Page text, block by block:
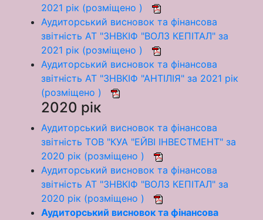
2021 рік (розміщено )
Аудиторський висновок та фінансова
звітність АТ "ЗНВКІФ "ВОЛЗ КЕПІТАЛ" за
2021 рік (розміщено )
Аудиторський висновок та фінансова
звітність АТ "ЗНВКІФ "АНТІЛІЯ" за 2021 рік
(розміщено )
2020 рік
Аудиторський висновок та фінансова
звітність ТОВ "КУА "ЕЙВІ ІНВЕСТМЕНТ" за
2020 рік (розміщено )
Аудиторський висновок та фінансова
звітність АТ "ЗНВКІФ "ВОЛЗ КЕПІТАЛ" за
2020 рік (розміщено )
Аудиторський висновок та фінансова